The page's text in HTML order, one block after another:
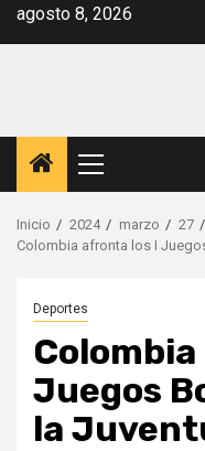
Saltar
agosto 8, 2026
Menú
principal
Inicio 2024 marzo
27
Colombia afronta los I
Deportes
Juegos
la